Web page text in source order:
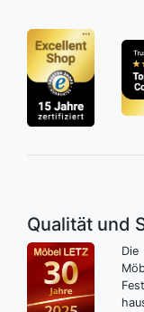
Qualität und
Die